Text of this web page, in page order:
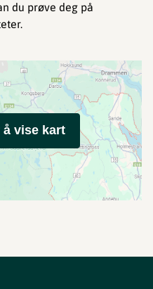
du prøve deg på
vise kart